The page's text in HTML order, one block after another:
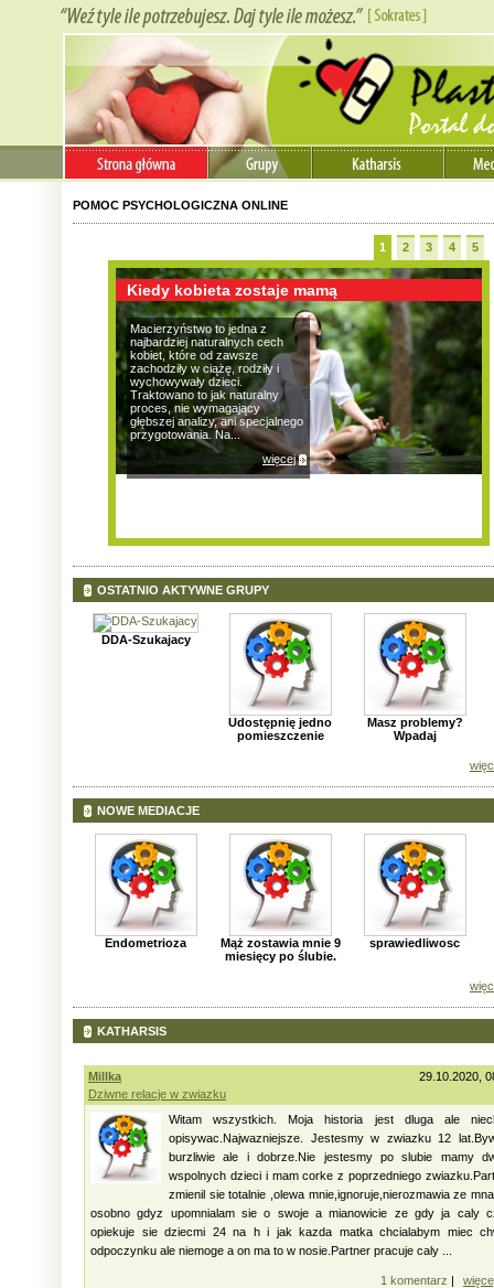
POMOC PSYCHOLOGICZNA ONLINE
1 2 3 4 5
Kiedy kobieta zostaje mamą
Macierzyństwo to jedna z
najbardziej naturalnych cech
kobiet, które od zawsze
zachodziły w ciążę, rodziły i
wychowywały dzieci.
Traktowano to jak naturalny
proces, nie wymagający
głębszej analizy, ani specjalnego
przygotowania. Na...
więcej
OSTATNIO AKTYWNE GRUPY
DDA-Szukajacy
Udostępnię jedno
pomieszczenie
Masz problemy?
Wpadaj
NOWE MEDIACJE
Endometrioza
Mąż zostawia mnie 9
miesięcy po ślubie.
sprawiedliwosc
KATHARSIS
Millka
29.10.2020,
Dziwne relacje w zwiazku
Witam wszystkich. Moja historia jest dluga ale
opisywac.Najwazniejsze. Jestesmy w zwiazku 12
burzliwie ale i dobrze.Nie jestesmy po slubie mamy
wspolnych dzieci i mam corke z poprzedniego
zmienil sie totalnie ,olewa mnie,ignoruje,nierozmawia ze
osobno gdyz upomnialam sie o swoje a mianowicie ze gdy ja caly
opiekuje sie dziecmi 24 na h i jak kazda matka chcialabym miec
odpoczynku ale niemoge a on ma to w nosie.Partner pracuje caly ...
1 komentarz |